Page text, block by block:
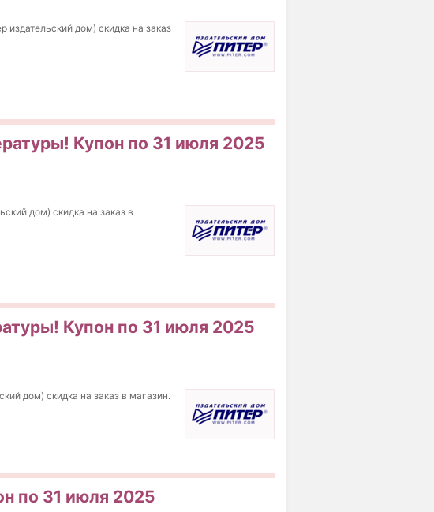
издательский дом) скидка на заказ
Купон по 31 июля 2025
дом) скидка на заказ в
Купон по 31 июля 2025
дом) скидка на заказ в магазин.
по 31 июля 2025